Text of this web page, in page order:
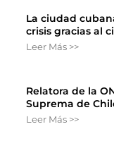
La ciudad
crisis gracias al
Leer Más >>
Relatora de la
Suprema de
Leer Más >>